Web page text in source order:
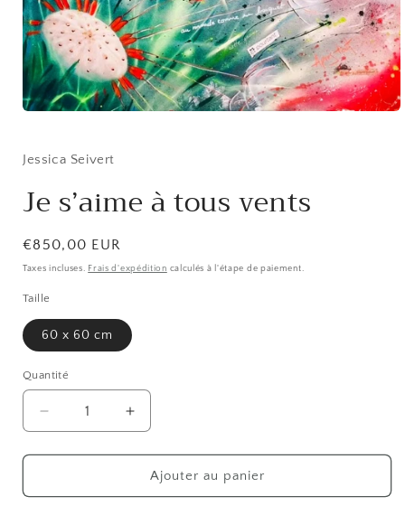
1
fenêtre
modale
Jessica Seivert
Je s’aime à tous vents
Prix
habituel
€850,00 EUR
Taxes incluses. Frais d'expédition calculés à l'étape de paiement.
Taille
60 x 60 cm
Quantité
Réduire
la
quantité
Je
Augmenter
la
quantité
Je
Ajouter au panier